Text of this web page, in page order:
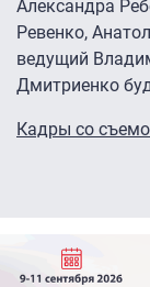
Александра
Ревенко,
ведущий
Дмитриенко
Кадры со